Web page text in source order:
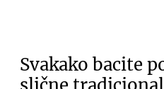
Svakako bacite